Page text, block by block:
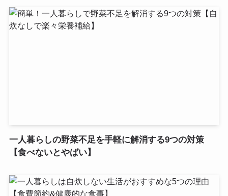
一人暮らしの野菜不足を手軽に解消する9つの対策
【食べないとやばい】